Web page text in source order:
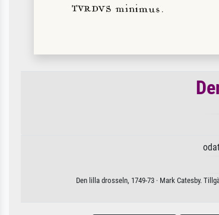
Den lilla drosseln, 1749-73 · Mark Catesby.